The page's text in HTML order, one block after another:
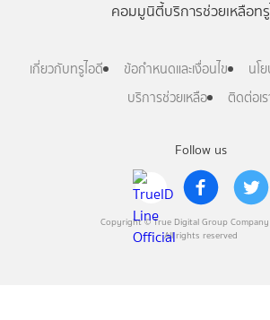
Follow us
Copyright © True Digital Group Company
All rights reserved
คอมมูนิตี้บริการช่วยเหลือท
เกี่ยวกับทรูไอดี ข้อกำหนดและเงื่อนไข
นโ
บริการช่วยเหลือ
ติดต่อเ